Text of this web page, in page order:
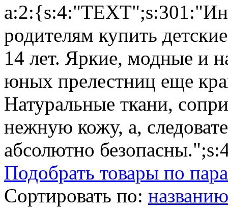
родителям купить
14 лет. Яркие, модные и
юных прелестниц еще
Натуральные ткани,
нежную кожу, а,
абсолютно
Подобрать товары по
Сортировать по: названию